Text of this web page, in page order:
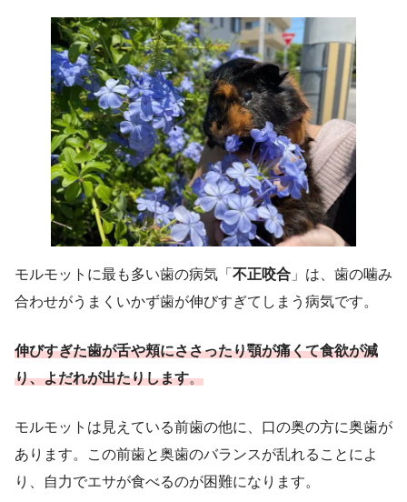
モルモットに最も多い歯の病気「 不正咬合 」は、歯の噛み
合わせがうまくいかず歯が伸びすぎてしまう病気です。
伸びすぎた歯が舌や頬にささったり顎が痛くて食欲が減
り、よだれが出たりします。
モルモットは見えている前歯の他に、口の奥の方に奥歯が
あります。この前歯と奥歯のバランスが乱れることによ
り、自力でエサが食べるのが困難になります。